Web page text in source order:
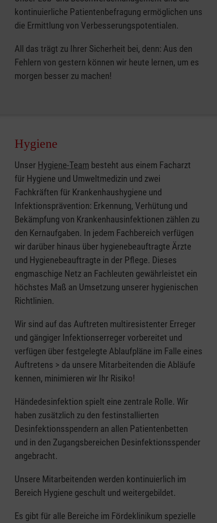
kontinuierliche Patientenbefragung ermöglichen uns
die Ermittlung von Verbesserungspotentialen.
All das trägt zu Ihrer Sicherheit bei, denn: Aus den
Fehlern von gestern können wir heute lernen, um es
morgen besser zu machen!
Hygiene
Unser Hygiene-Team besteht aus einem Facharzt
für Hygiene und Umweltmedizin und zwei
Fachkräften für Krankenhaushygiene und
Infektionsprävention: Erkennung, Verhütung und
Bekämpfung von Krankenhausinfektionen zählen zu
den Kernaufgaben. In jedem Fachbereich verfügen
wir darüber hinaus über hygienebeauftragte Ärzte
und Hygienebeauftragte in der Pflege. Dieses
engmaschige Netz an Fachleuten gewährleistet ein
höchstes Maß an Umsetzung unserer hygienischen
Richtlinien.
Wir sind auf das Auftreten multiresistenter Erreger
und gängiger Infektionserreger vorbereitet und
verfügen über festgelegte Ablaufpläne im Falle eines
Auftretens > da unsere Mitarbeitenden die Abläufe
kennen, minimieren wir Ihr Risiko!
Händedesinfektion spielt eine zentrale Rolle. Wir
haben zusätzlich zu den festinstallierten
Desinfektionsspendern an allen Patientenbetten
und in den Zugangsbereichen Desinfektionsspender
angebracht.
Unsere Mitarbeitenden werden kontinuierlich im
Bereich Hygiene geschult und weitergebildet.
Es gibt für alle Bereiche im Fördeklinikum spezielle